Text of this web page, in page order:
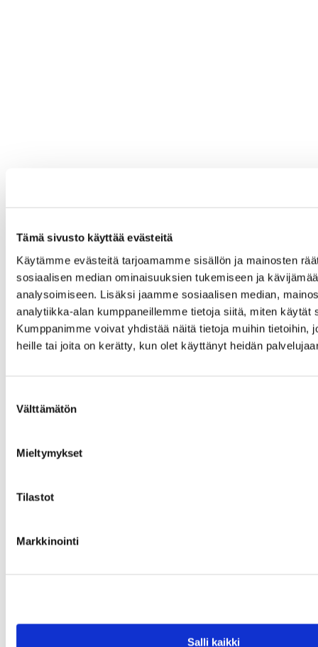
Tämä sivusto käyttää evästeitä
Käytämme evästeitä tarjoamamme sisällön ja mainosten
sosiaalisen median ominaisuuksien tukemiseen ja
analysoimiseen. Lisäksi jaamme sosiaalisen median,
analytiikka-alan kumppaneillemme tietoja siitä, miten käytät
Kumppanimme voivat yhdistää näitä tietoja muihin tietoihin,
heille tai joita on kerätty, kun olet käyttänyt heidän
valinta
Välttämätön
Mieltymykset
Tilastot
Markkinointi
Salli kaikki